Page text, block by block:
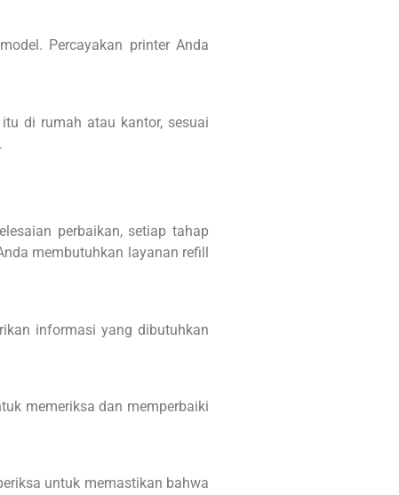
Percayakan printer Anda
di rumah atau kantor, sesuai
perbaikan, setiap tahap
membutuhkan layanan refill
informasi yang dibutuhkan
memeriksa dan memperbaiki
untuk memastikan bahwa